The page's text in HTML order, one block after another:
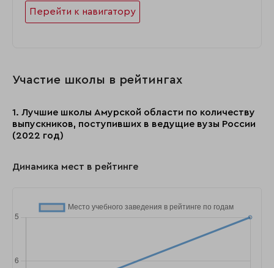
Перейти к навигатору
Участие школы в рейтингах
1. Лучшие школы Амурской области по количеству
выпускников, поступивших в ведущие вузы России
(2022 год)
Динамика мест в рейтинге